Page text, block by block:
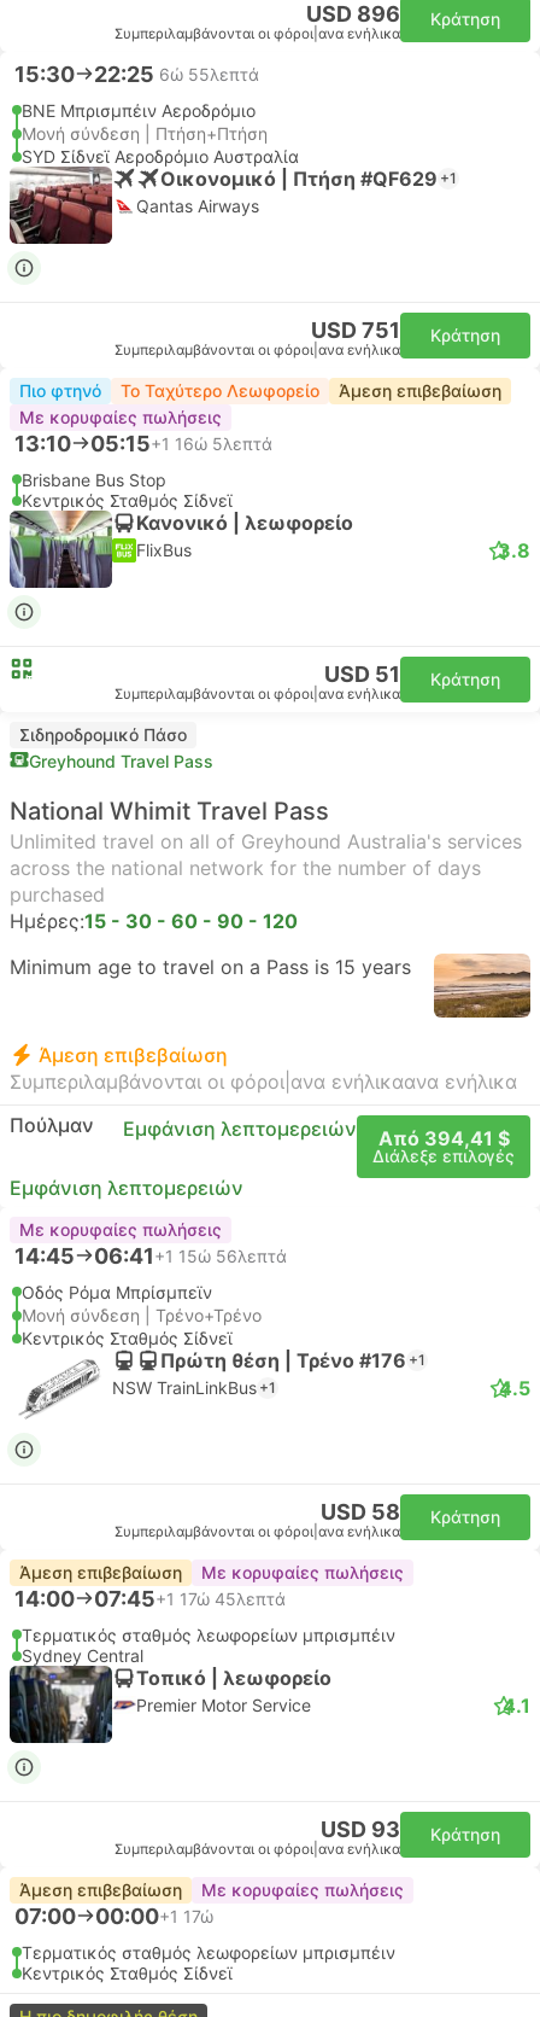
USD 896
Συμπεριλαμβάνονται οι φόροι ανα ενήλικα
Κράτηση
15:30 22:25 6ώ 55λεπτά
BNE Μπρισμπέιν Αεροδρόμιο
Μονή σύνδεση | Πτήση+Πτήση
SYD Σίδνεϊ Αεροδρόμιο Αυστραλία
Οικονομικό | Πτήση #QF629 +1
Qantas Airways
USD 751
Συμπεριλαμβάνονται οι φόροι ανα ενήλικα
Κράτηση
Πιο φτηνό Το Ταχύτερο Λεωφορείο
Άμεση επιβεβαίωση
Με κορυφαίες πωλήσεις
13:10 05:15+1 16ώ 5λεπτά
Brisbane Bus Stop
Κεντρικός Σταθμός Σίδνεϊ
Κανονικό | λεωφορείο
FlixBus 3.8
USD 51
Συμπεριλαμβάνονται οι φόροι ανα ενήλικα
Κράτηση
Σιδηροδρομικό Πάσο
Greyhound Travel Pass
National Whimit Travel Pass
Unlimited travel on all of Greyhound Australia's services
across the national network for the number of days
purchased
Ημέρες:15 - 30 - 60 - 90 - 120
Minimum age to travel on a Pass is 15 years
Άμεση επιβεβαίωση
Συμπεριλαμβάνονται οι φόροι ανα ενήλικαανα ενήλικα
Πούλμαν
Εμφάνιση λεπτομερειών Από 394,41 $
Διάλεξε επιλογές
Εμφάνιση λεπτομερειών
Με κορυφαίες πωλήσεις
14:45 06:41+1 15ώ 56λεπτά
Οδός Ρόμα Μπρίσμπεϊν
Μονή σύνδεση | Τρένο+Τρένο
Κεντρικός Σταθμός Σίδνεϊ
Πρώτη θέση | Τρένο #176 +1
NSW TrainLinkBus +1 4.5
USD 58
Συμπεριλαμβάνονται οι φόροι ανα ενήλικα
Κράτηση
Άμεση επιβεβαίωση Με κορυφαίες πωλήσεις
14:00 07:45+1 17ώ 45λεπτά
Τερματικός σταθμός λεωφορείων μπρισμπέιν
Sydney Central
Τοπικό | λεωφορείο
Premier Motor Service 4.1
USD 93
Συμπεριλαμβάνονται οι φόροι ανα ενήλικα
Κράτηση
Άμεση επιβεβαίωση Με κορυφαίες πωλήσεις
07:00 00:00+1 17ώ
Τερματικός σταθμός λεωφορείων μπρισμπέιν
Κεντρικός Σταθμός Σίδνεϊ